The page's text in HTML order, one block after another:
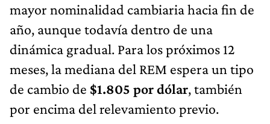
mayor nominalidad cambiaria hacia fin de
año, aunque todavía dentro de una
dinámica gradual. Para los próximos 12
meses, la mediana del REM espera un tipo
de cambio de $1.805 por dólar, también
por encima del relevamiento previo.